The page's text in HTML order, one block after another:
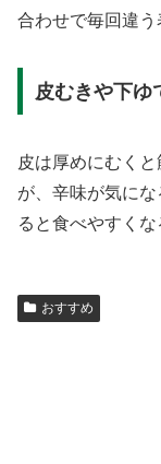
合わせで毎回違う
皮むきや下ゆ
皮は厚めにむく
が、辛味が気に
ると食べやすくな
おすすめ